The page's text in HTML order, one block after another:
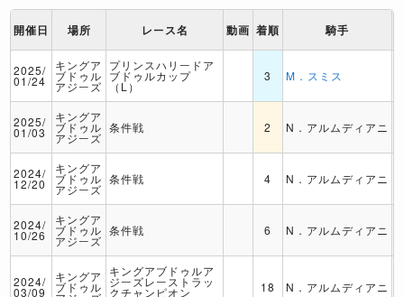
開催日 場所 レース名 動画 着順 騎手
2025/
01/24
キングア
ブドゥル
アジーズ
プリンスハリードア
ブドゥルカップ
（L）
3 M．スミス
2025/
01/03
キングア
ブドゥル
アジーズ
条件戦 2 N．アルムディアニ
2024/
12/20
キングア
ブドゥル
アジーズ
条件戦 4 N．アルムディアニ
2024/
10/26
キングア
ブドゥル
アジーズ
条件戦 6 N．アルムディアニ
2024/
03/09
キングア
ブドゥル
キングアブドゥルア
ジーズレーストラッ
クチャンピオン 18 N．アルムディアニ